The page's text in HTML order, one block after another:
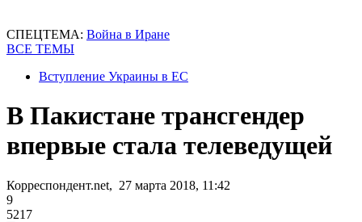
СПЕЦТЕМА: Война в Иране
ВСЕ ТЕМЫ
Вступление Украины в ЕС
В Пакистане трансгендер
впервые стала телеведущей
Корреспондент.net, 27 марта 2018, 11:42
9
5217